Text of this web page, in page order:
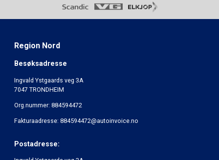
Region Nord
Besøksadresse
Ingvald Ystgaards veg 3A
7047 TRONDHEIM
Org.nummer: 884594472
Fakturaadresse: 884594472@autoinvoice.no
Postadresse: